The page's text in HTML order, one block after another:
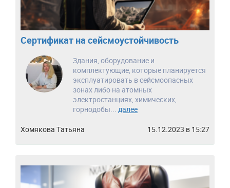
Сертификат на сейсмоустойчивость
Здания, оборудование и
комплектующие, которые планируется
эксплуатировать в сейсмоопасных
зонах либо на атомных
электростанциях, химических,
горнодобы... далее
Хомякова Татьяна 15.12.2023 в 15:27